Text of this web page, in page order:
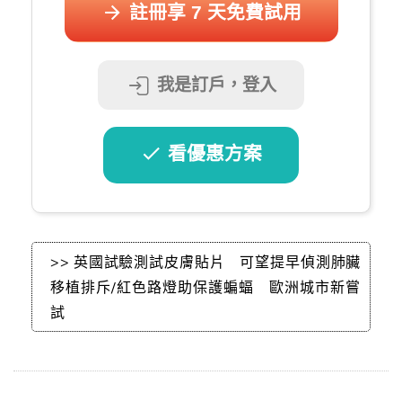
註冊享 7 天免費試用
我是訂戶，登入
看優惠方案
>> 英國試驗測試皮膚貼片 可望提早偵測肺臟
移植排斥/紅色路燈助保護蝙蝠 歐洲城市新嘗
試